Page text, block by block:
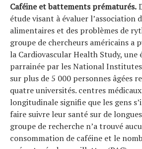
Caféine et battements prématurés.
étude visant à évaluer l’association
alimentaires et des problèmes de
groupe de chercheurs américains a
la Cardiovascular Health Study,
parrainée par les National
sur plus de 5 000 personnes âgées
quatre universités. centres
longitudinale signifie que les gens
faire suivre leur santé sur de
groupe de recherche n’a trouvé
consommation de caféine et le